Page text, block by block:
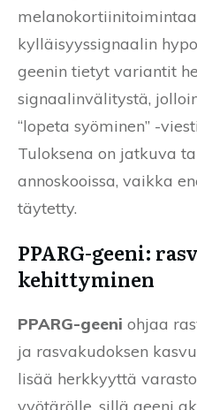
kylläisyyssignaalin
geenin tietyt variantit
signaalinvälitystä,
“lopeta syöminen” -
Tuloksena on jatkuva
annoskooissa, vaikka
täytetty.
PPARG-geeni:
kehittyminen
PPARG-geeni ohjaa
ja rasvakudoksen
lisää herkkyyttä
vyötärölle, sillä geeni